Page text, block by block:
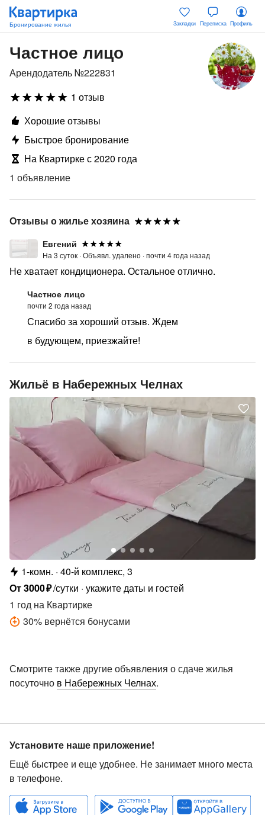
Закладки Переписка Профиль
Частное лицо
Арендодатель №222831
1 отзыв
Хорошие отзывы
Быстрое бронирование
На Квартирке с 2020 года
1 объявление
Отзывы о жилье хозяина
Евгений
На 3 суток ·Объявл. удалено ·почти 4 года назад
Не хватает кондиционера. Остальное отлично.
Частное лицо
почти 2 года назад
Спасибо за хороший отзыв. Ждем
в будующем, приезжайте!
Жильё в Набережных Челнах
1-комн. 40-й комплекс, 3
От3000₽/сутки укажите даты и гостей
1 год на Квартирке
30% вернётся бонусами
Смотрите также другие объявления о сдаче жилья
посуточно в Набережных Челнах.
Установите наше приложение!
Ещё быстрее и еще удобнее. Не занимает много места
в телефоне.